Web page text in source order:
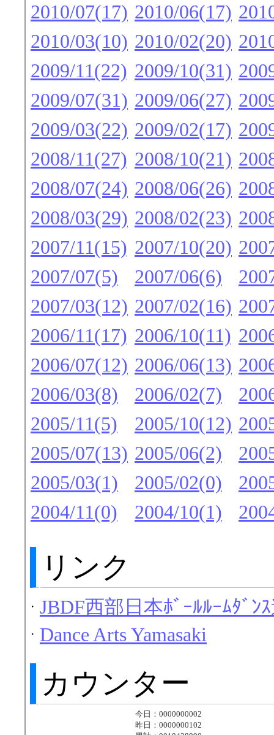
2010/07(17) 2010/06(17)
2010/03(10) 2010/02(20)
2009/11(22) 2009/10(31)
2009/07(31) 2009/06(27)
2009/03(22) 2009/02(17)
2008/11(27) 2008/10(21)
2008/07(24) 2008/06(26)
2008/03(29) 2008/02(23)
2007/11(15) 2007/10(20)
2007/07(5)
2007/06(6)
2007/03(12) 2007/02(16)
2006/11(17) 2006/10(11)
2006/07(12) 2006/06(13)
2006/03(8)
2006/02(7)
2005/11(5)
2005/10(12)
2005/07(13) 2005/06(2)
2005/03(1)
2005/02(0)
2004/11(0)
2004/10(1)
リンク
・ JBDF西部日本ﾎﾞｰﾙﾙｰﾑﾀﾞﾝ
・ Dance Arts Yamasaki
カウンター